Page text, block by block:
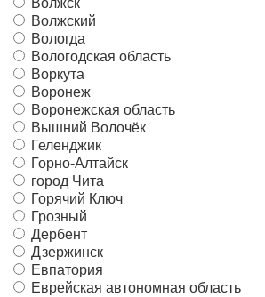
Волжск
Волжский
Вологда
Вологодская область
Воркута
Воронеж
Воронежская область
Вышний Волочёк
Геленджик
Горно-Алтайск
город Чита
Горячий Ключ
Грозный
Дербент
Дзержинск
Евпатория
Еврейская автономная область